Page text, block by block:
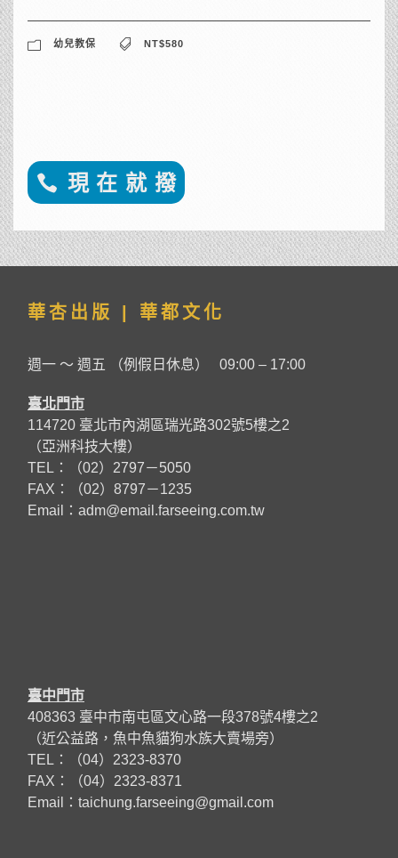
幼兒教保 NT$580
現 在 就 撥
華杏出版 | 華都文化
週一 ～ 週五 （例假日休息） 09:00 – 17:00
臺北門市
114720 臺北市內湖區瑞光路302號5樓之2
（亞洲科技大樓）
TEL：（02）2797－5050
FAX：（02）8797－1235
Email： adm@email.farseeing.com.tw
臺中門市
408363 臺中市南屯區文心路一段378號4樓之2
（近公益路，魚中魚貓狗水族大賣場旁）
TEL：（04）2323-8370
FAX：（04）2323-8371
Email：taichung.farseeing@gmail.com